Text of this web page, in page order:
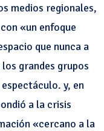
medios regionales,
«un enfoque
que nunca a
grandes grupos
y, en
a la crisis
«cercano a la